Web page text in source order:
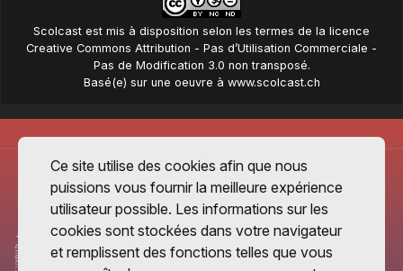
Scolcast est mis à disposition selon les termes de la licence
Creative Commons Attribution - Pas d’Utilisation Commerciale -
Pas de Modification 3.0 non transposé.
Basé(e) sur une oeuvre à www.scolcast.ch
Ce site utilise des cookies afin que nous
puissions vous fournir la meilleure expérience
utilisateur possible. Les informations sur les
cookies sont stockées dans votre navigateur
et remplissent des fonctions telles que vous